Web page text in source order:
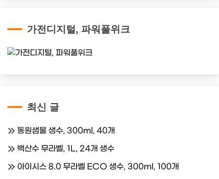
가전디지털, 파워풀위크
최신 글
동원샘물 생수, 300ml, 40개
백산수 무라벨, 1L, 24개 생수
아이시스 8.0 무라벨 ECO 생수, 300ml, 100개